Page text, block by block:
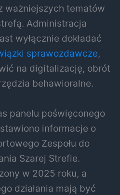
ważniejszych tematów
Administracja
wyłącznie dokładać
sprawozdawcze,
na digitalizację, obrót
behawioralne.
panelu poświęconego
informacje o
Zespołu do
Szarej Strefie.
w 2025 roku, a
działania mają być